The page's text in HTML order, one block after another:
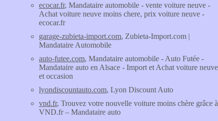
ecocar.fr, Mandataire automobile - vente voiture neuve -
Achat voiture neuve moins chere, prix voiture neuve -
ecocar.fr
garage-zubieta-import.com, Zubieta-Import.com |
Mandataire Automobile
auto-futee.com, Mandataire automobile - Auto Futée -
Mandataire auto en Alsace - Import et Achat voiture neuve
et occasion
lyondiscountauto.com, Lyon Discount Auto
vnd.fr, Trouvez votre nouvelle voiture moins chère grâce à
VND.fr – Mandataire auto